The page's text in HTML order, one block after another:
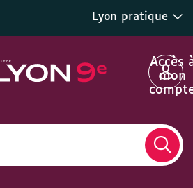
Lyon pratique
Accès
mon